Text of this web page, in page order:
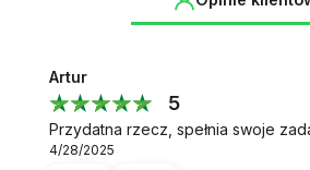
Artur
5
Przydatna rzecz, spełnia swoje
4/28/2025